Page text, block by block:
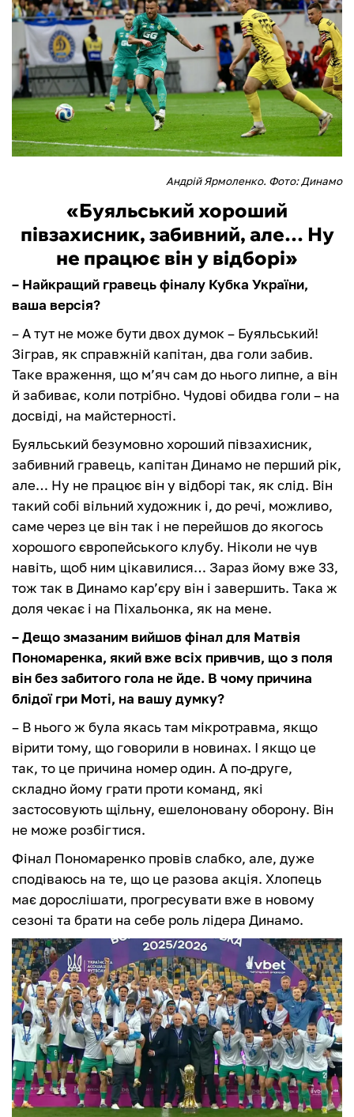
Андрій Ярмоленко. Фото: Динамо
«Буяльський хороший
півзахисник, забивний, але… Ну
не працює він у відборі»
– Найкращий гравець фіналу Кубка України,
ваша версія?
– А тут не може бути двох думок – Буяльський!
Зіграв, як справжній капітан, два голи забив.
Таке враження, що м’яч сам до нього липне, а він
й забиває, коли потрібно. Чудові обидва голи – на
досвіді, на майстерності.
Буяльський безумовно хороший півзахисник,
забивний гравець, капітан Динамо не перший рік,
але… Ну не працює він у відборі так, як слід. Він
такий собі вільний художник і, до речі, можливо,
саме через це він так і не перейшов до якогось
хорошого європейського клубу. Ніколи не чув
навіть, щоб ним цікавилися… Зараз йому вже 33,
тож так в Динамо кар’єру він і завершить. Така ж
доля чекає і на Піхальонка, як на мене.
– Дещо змазаним вийшов фінал для Матвія
Пономаренка, який вже всіх привчив, що з поля
він без забитого гола не йде. В чому причина
блідої гри Моті, на вашу думку?
– В нього ж була якась там мікротравма, якщо
вірити тому, що говорили в новинах. І якщо це
так, то це причина номер один. А по-друге,
складно йому грати проти команд, які
застосовують щільну, ешелоновану оборону. Він
не може розбігтися.
Фінал Пономаренко провів слабко, але, дуже
сподіваюсь на те, що це разова акція. Хлопець
має дорослішати, прогресувати вже в новому
сезоні та брати на себе роль лідера Динамо.